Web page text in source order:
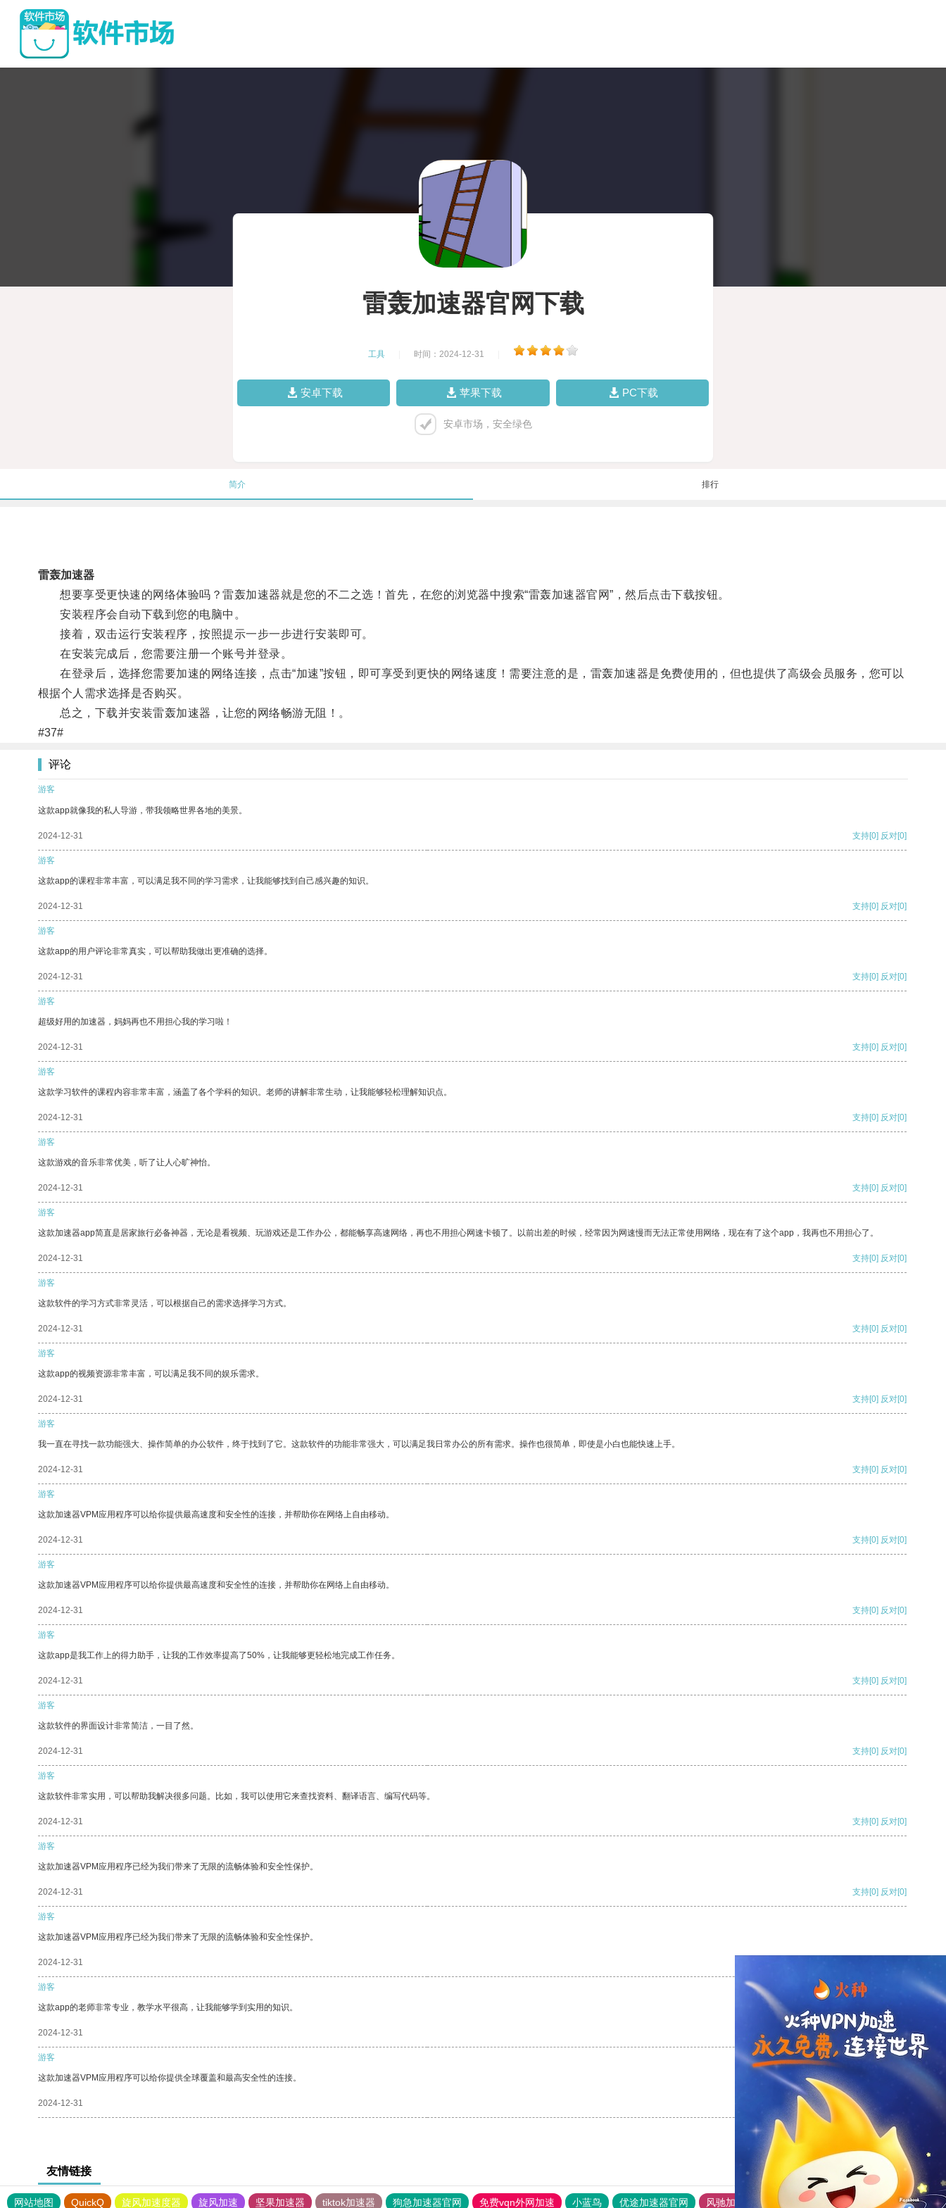
雷轰加速器官网下载
工具 时间：2024-12-31
安卓下载 苹果下载 PC下载
安卓市场，安全绿色
简介 排行
雷轰加速器
想要享受更快速的网络体验吗？雷轰加速器就是您的不二之选！首先，在您的浏览器中搜索“雷轰加速器官网”，然后点击下载按钮。
安装程序会自动下载到您的电脑中。
接着，双击运行安装程序，按照提示一步一步进行安装即可。
在安装完成后，您需要注册一个账号并登录。
在登录后，选择您需要加速的网络连接，点击“加速”按钮，即可享受到更快的网络速度！需要注意的是，雷轰加速器是免费使用的，但也提供了高级会员服务，您可以
根据个人需求选择是否购买。
总之，下载并安装雷轰加速器，让您的网络畅游无阻！。
#37#
评论
游客
这款app就像我的私人导游，带我领略世界各地的美景。
2024-12-31 支持[0] 反对[0]
游客
这款app的课程非常丰富，可以满足我不同的学习需求，让我能够找到自己感兴趣的知识。
2024-12-31 支持[0] 反对[0]
游客
这款app的用户评论非常真实，可以帮助我做出更准确的选择。
2024-12-31 支持[0] 反对[0]
游客
超级好用的加速器，妈妈再也不用担心我的学习啦！
2024-12-31 支持[0] 反对[0]
游客
这款学习软件的课程内容非常丰富，涵盖了各个学科的知识。老师的讲解非常生动，让我能够轻松理解知识点。
2024-12-31 支持[0] 反对[0]
游客
这款游戏的音乐非常优美，听了让人心旷神怡。
2024-12-31 支持[0] 反对[0]
游客
这款加速器app简直是居家旅行必备神器，无论是看视频、玩游戏还是工作办公，都能畅享高速网络，再也不用担心网速卡顿了。以前出差的时候，经常因为网速慢而无法正常使用网络，现在有了这个app，我再也不用担心了。
2024-12-31 支持[0] 反对[0]
游客
这款软件的学习方式非常灵活，可以根据自己的需求选择学习方式。
2024-12-31 支持[0] 反对[0]
游客
这款app的视频资源非常丰富，可以满足我不同的娱乐需求。
2024-12-31 支持[0] 反对[0]
游客
我一直在寻找一款功能强大、操作简单的办公软件，终于找到了它。这款软件的功能非常强大，可以满足我日常办公的所有需求。操作也很简单，即使是小白也能快速上手。
2024-12-31 支持[0] 反对[0]
游客
这款加速器VPM应用程序可以给你提供最高速度和安全性的连接，并帮助你在网络上自由移动。
2024-12-31 支持[0] 反对[0]
游客
这款加速器VPM应用程序可以给你提供最高速度和安全性的连接，并帮助你在网络上自由移动。
2024-12-31 支持[0] 反对[0]
游客
这款app是我工作上的得力助手，让我的工作效率提高了50%，让我能够更轻松地完成工作任务。
2024-12-31 支持[0] 反对[0]
游客
这款软件的界面设计非常简洁，一目了然。
2024-12-31 支持[0] 反对[0]
游客
这款软件非常实用，可以帮助我解决很多问题。比如，我可以使用它来查找资料、翻译语言、编写代码等。
2024-12-31 支持[0] 反对[0]
游客
这款加速器VPM应用程序已经为我们带来了无限的流畅体验和安全性保护。
2024-12-31 支持[0] 反对[0]
游客
这款加速器VPM应用程序已经为我们带来了无限的流畅体验和安全性保护。
2024-12-31
游客
这款app的老师非常专业，教学水平很高，让我能够学到实用的知识。
2024-12-31 支持 [0] 反对 [0]
游客
这款加速器VPM应用程序可以给你提供全球覆盖和最高安全性的连接。
2024-12-31 支持
友情链接
网站地图 QuickQ 旋风加速度器 旋风加速 坚果加速器 tiktok加速器 狗急加速器官网 免费vqn外网加速 小蓝鸟 优途加速器官网 风驰加速器 旋风加速器